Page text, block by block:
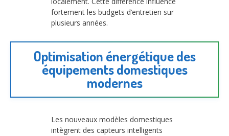
fortement les budgets d’entretien sur
plusieurs années.
Optimisation énergétique des
équipements domestiques
modernes
Les nouveaux modèles domestiques
intègrent des capteurs intelligents